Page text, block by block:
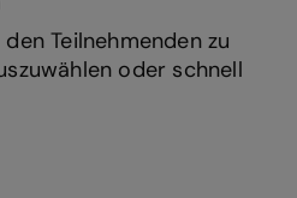
Teilnehmenden zu
oder schnell